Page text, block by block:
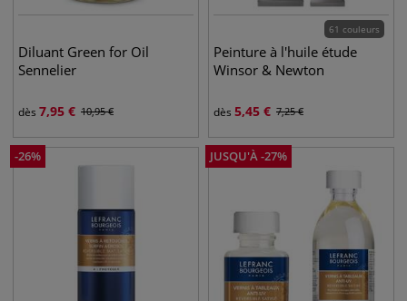
Diluant Green for Oil
Sennelier
dès 7,95 € 10,95€
61 couleurs
Peinture à l'huile étude
Winsor & Newton
dès 5,45 € 7,25€
-26% JUSQU'À-27%